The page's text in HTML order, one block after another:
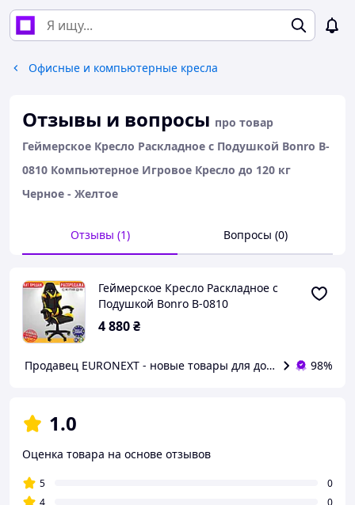
Офисные и компьютерные кресла
Отзывы и вопросы про товар
Геймерское Кресло Раскладное с Подушкой Bonro B-
0810 Компьютерное Игровое Кресло до 120 кг
Черное - Желтое
Отзывы (1) Вопросы (0)
Геймерское Кресло Раскладное с
Подушкой Bonro B-0810
Компьютерное Игровое Кресло до
120 кг Черное - Желтое
4 880₴
Продавец EURONEXT - новые товары для дома из Европы
98%
1.0
Оценка товара на основе отзывов
5
0
4
0